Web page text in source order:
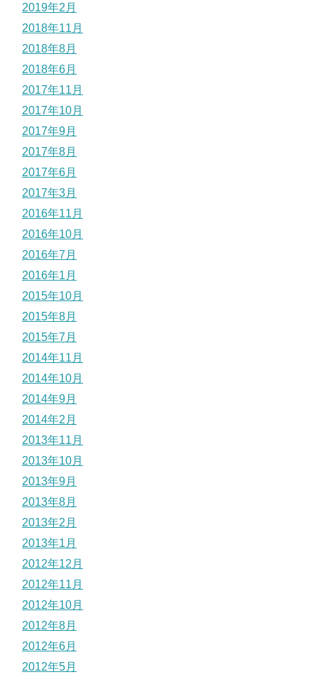
2019年2月
2018年11月
2018年8月
2018年6月
2017年11月
2017年10月
2017年9月
2017年8月
2017年6月
2017年3月
2016年11月
2016年10月
2016年7月
2016年1月
2015年10月
2015年8月
2015年7月
2014年11月
2014年10月
2014年9月
2014年2月
2013年11月
2013年10月
2013年9月
2013年8月
2013年2月
2013年1月
2012年12月
2012年11月
2012年10月
2012年8月
2012年6月
2012年5月